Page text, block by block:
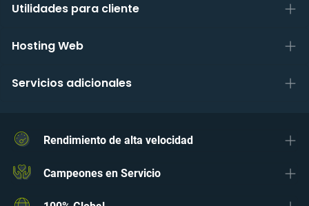
Utilidades para cliente
Hosting Web
Servicios adicionales
Rendimiento de alta velocidad
Campeones en Servicio